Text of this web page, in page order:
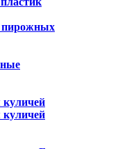
пирожных